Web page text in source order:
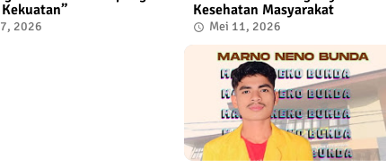
2026
Kesehatan Masyarakat
Mei 11, 2026